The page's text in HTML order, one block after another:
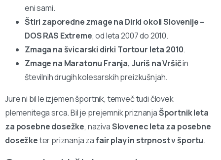
eni sami.
Štiri zaporedne zmage na Dirki okoli Slovenije –
DOS RAS Extreme, od leta 2007 do 2010.
Zmaga na švicarski dirki Tortour leta 2010.
Zmage na Maratonu Franja, Juriš na Vršičin
številnih drugih kolesarskih preizkušnjah.
Jure ni bil le izjemen športnik, temveč tudi človek
plemenitega srca. Bil je prejemnik priznanjaŠportnik leta
za posebne dosežke, nazivaSlovenec leta za posebne
dosežketer priznanja zafair play in strpnost v športu.